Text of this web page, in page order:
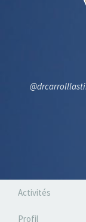
Activités
Profil